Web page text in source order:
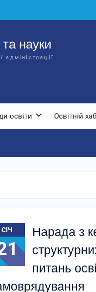
науки
адміністрації
освіти Освітній хаб
СІЧ
Нарада з
питань